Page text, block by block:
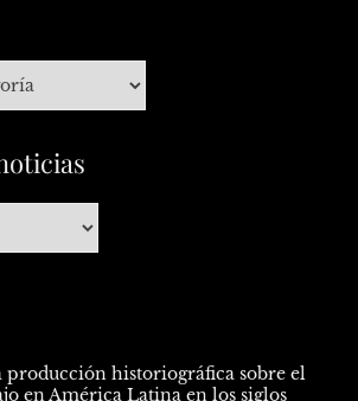
producción historiográfica sobre el
en América Latina en los siglos